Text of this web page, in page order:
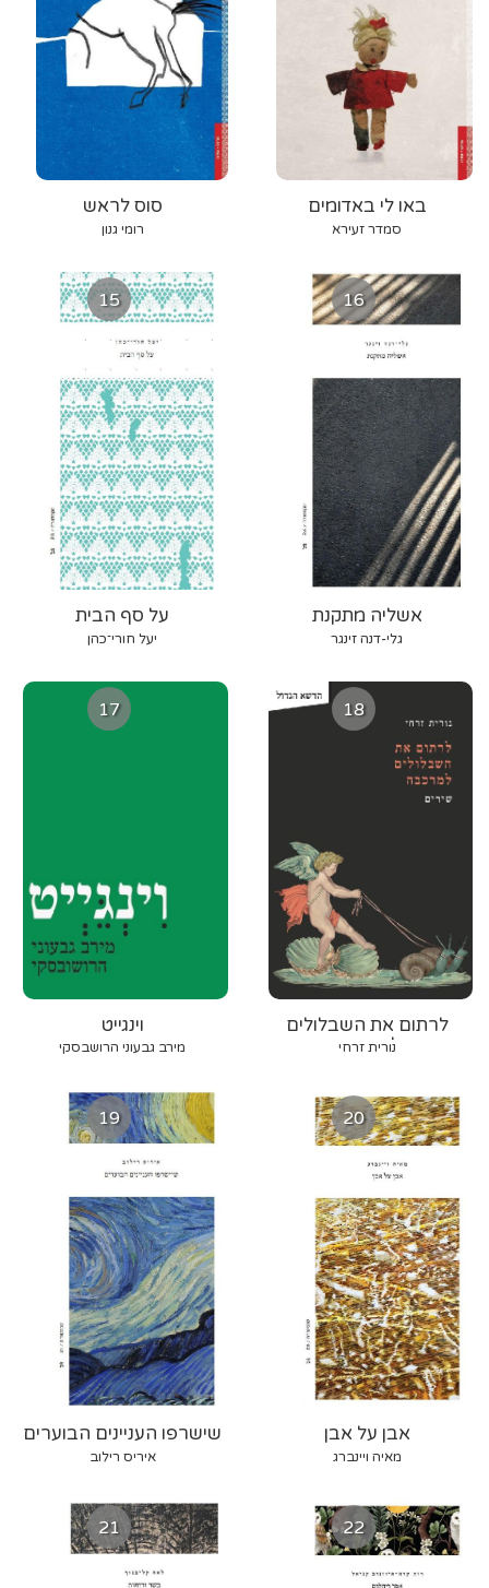
סוס לראש
רומי גנון
באו לי באדומים
סמדר זעירא
15
על סף הבית
יעל חורי־כהן
16
אשליה מתקנת
גלי-דנה זינגר
17
וינגייט
מירב גבעוני הרושבסקי
18
לרתום את השבלולים
למרכבה
נורית זרחי
19
שישרפו העניינים הבוערים
איריס רילוב
20
אבן על אבן
מאיה ויינברג
21 22